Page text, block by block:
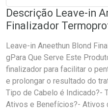
Descrição Leave-in
Finalizador
Leave-in Aneethun Blond
gPara Que Serve Este
finalizador para facilitar o
e prolongar o resultado do
Tipo de Cabelo é Indicado?-
Ativos e Benefícios?- Ativos